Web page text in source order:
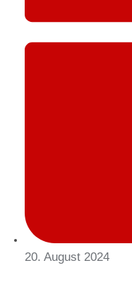
20. August 2024